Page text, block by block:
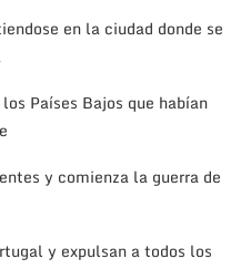
en la ciudad donde se
Países Bajos que habían
y comienza la guerra de
y expulsan a todos los